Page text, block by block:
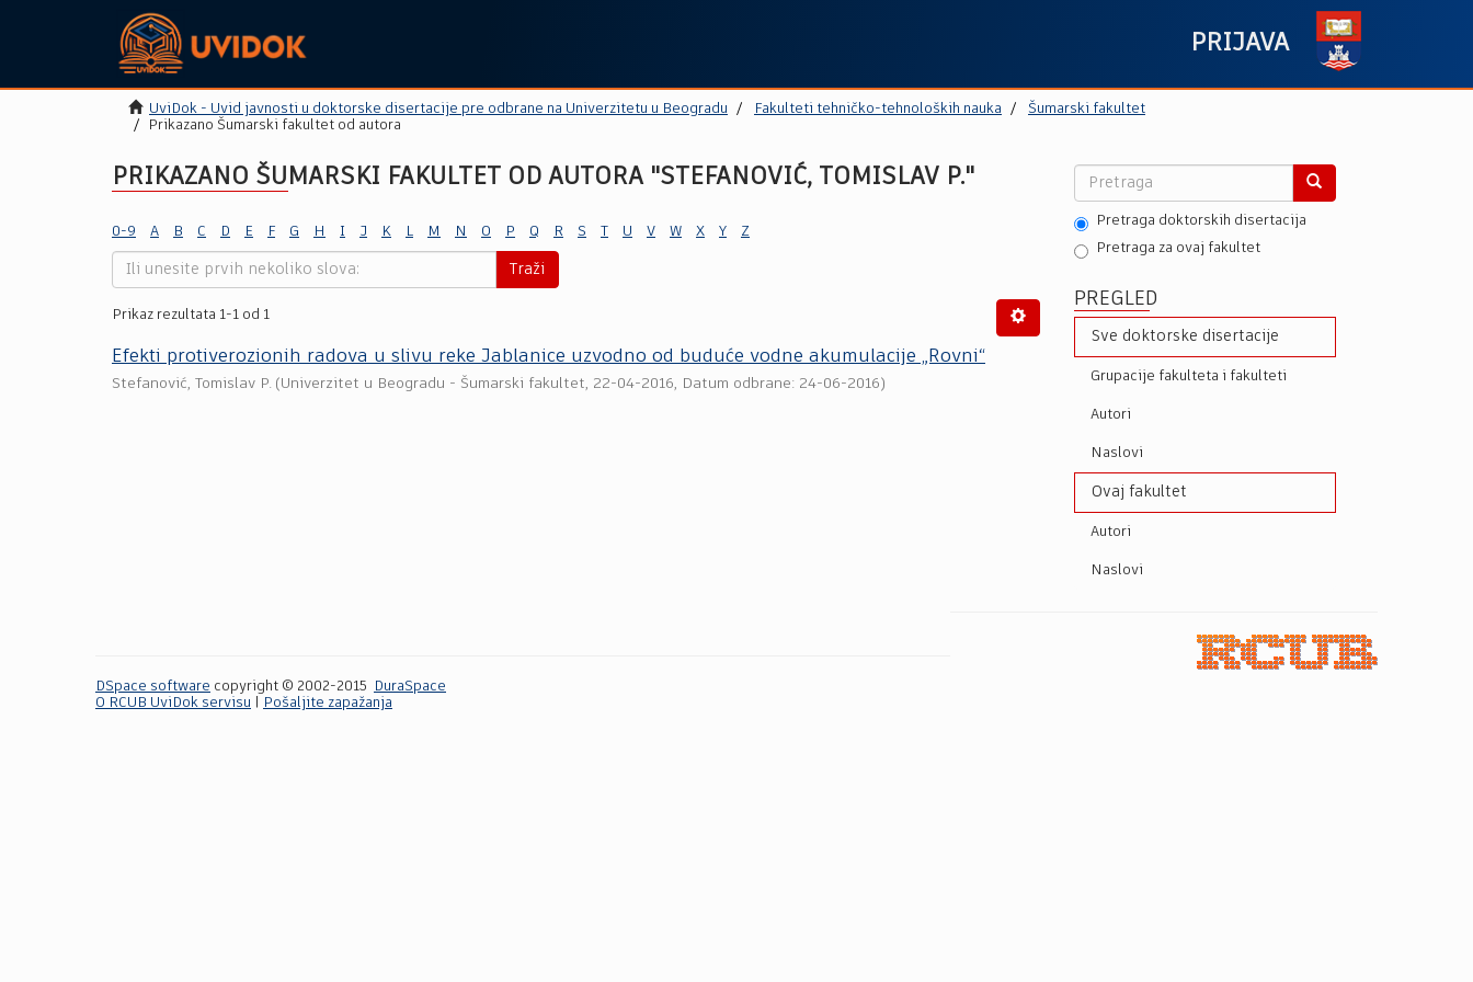
PRIJAVA
UviDok - Uvid javnosti u doktorske disertacije pre odbrane na Univerzitetu u Beogradu Fakulteti tehničko-tehnoloških nauka
Šumarski fakultet
Prikazano Šumarski fakultet od autora
PRIKAZANO ŠUMARSKI FAKULTET OD AUTORA "STEFANOVIĆ, TOMISLAV P."
0-9 A B C D E F G H I J K L M N O P Q R S T U V W X Y Z
Traži
Prikaz rezultata 1-1 od 1
Efekti protiverozionih radova u slivu reke Jablanice uzvodno od buduće vodne akumulacije „Rovni“
Stefanović, Tomislav P. (Univerzitet u Beogradu - Šumarski fakultet, 22-04-2016, Datum odbrane: 24-06-2016)
Pretraga doktorskih disertacija
Pretraga za ovaj fakultet
PREGLED
Sve doktorske disertacije
Grupacije fakulteta i fakulteti
Autori
Naslovi
Ovaj fakultet
Autori
Naslovi
DSpace software copyright © 2002-2015
DuraSpace
O RCUB UviDok servisu
Pošaljite zapažanja